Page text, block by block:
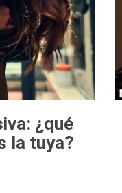
¿qué
la tuya?